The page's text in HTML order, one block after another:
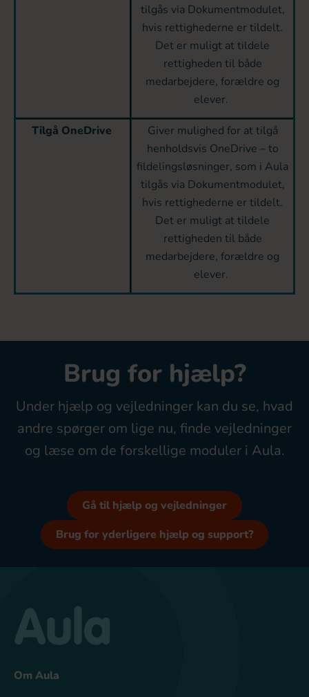
tilgås via Dokumentmodulet,
hvis rettighederne er tildelt.
Det er muligt at tildele
rettigheden til både
medarbejdere, forældre og
elever.
Tilgå OneDrive
Giver mulighed for at tilgå
henholdsvis OneDrive – to
fildelingsløsninger, som i Aula
tilgås via Dokumentmodulet,
hvis rettighederne er tildelt.
Det er muligt at tildele
rettigheden til både
medarbejdere, forældre og
elever.
Brug for hjælp?
Under hjælp og vejledninger kan du se, hvad
andre spørger om lige nu, finde vejledninger
og læse om de forskellige moduler i Aula.
Gå til hjælp og vejledninger
Brug for yderligere hjælp og support?
Om Aula